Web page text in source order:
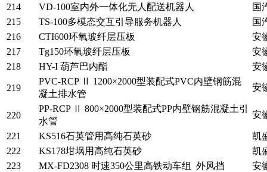
214
VD-100室内外一体化无人配送机器人
国
215
TS-100多模态交互引导服务机器人
国
216
CTI600环氧玻纤层压板
安
217
Tg150环氧玻纤层压板
安
218
HY-I 葫芦巴内酯 安
219
PVC-RCP Ⅱ 1200×2000型装配式PVC内壁钢筋混
凝土排水管
安
220
PP-RCP Ⅱ 800×2000型装配式PP内壁钢筋混凝土引
水管
安
221 KS516石英管用高纯石英砂
凯
222
KS178坩埚用高纯石英砂
凯
223
MX-FD2308 时速350公里高铁动车组 外风挡
安